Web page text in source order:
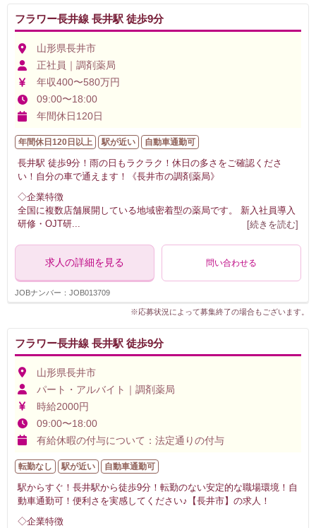
フラワー長井線 長井駅 徒歩9分
山形県長井市
正社員｜調剤薬局
年収400〜580万円
09:00〜18:00
年間休日120日
年間休日120日以上 駅が近い 自動車通勤可
長井駅 徒歩9分！雨の日もラクラク！休日の多さをご確認くださ
い！自分の車で通えます！《長井市の調剤薬局》
◇企業特徴
全国に複数店舗展開している地域密着型の薬局です。 新入社員導入
研修・OJT研... [続きを読む]
求人の詳細を見る 問い合わせる
JOBナンバー：JOB013709
※応募状況によって募集終了の場合もございます。
フラワー長井線 長井駅 徒歩9分
山形県長井市
パート・アルバイト｜調剤薬局
時給2000円
09:00〜18:00
有給休暇の付与について：法定通りの付与
転勤なし 駅が近い 自動車通勤可
駅からすぐ！長井駅から徒歩9分！転勤のない安定的な職場環境！自
動車通勤可！便利さを実感してください♪【長井市】の求人！
◇企業特徴